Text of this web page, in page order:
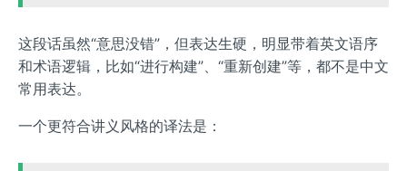
这段话虽然“意思没错”，但表达生硬，明显带着英文语序
和术语逻辑，比如“进行构建”、“重新创建”等，都不是中文
常用表达。
一个更符合讲义风格的译法是：